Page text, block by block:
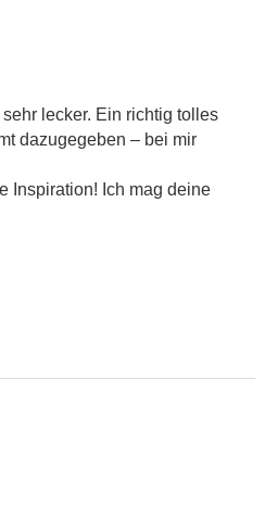
lecker. Ein richtig tolles
dazugegeben – bei mir
Inspiration! Ich mag deine